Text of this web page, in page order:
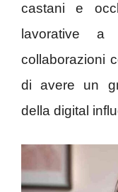
castani e
lavorative
collaborazioni
di avere un
della digital